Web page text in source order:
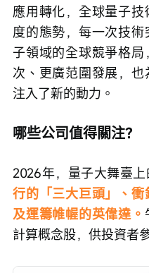
應用轉化，全球量子
度的態勢，每一次技
子領域的全球競爭格
次、更廣范圍發展，
注入了新的動力。
哪些公司值得關注？
2026年，量子大舞臺上
行的「三大巨頭」、
及運籌帷幄的英偉達。
計算概念股，供投資者參